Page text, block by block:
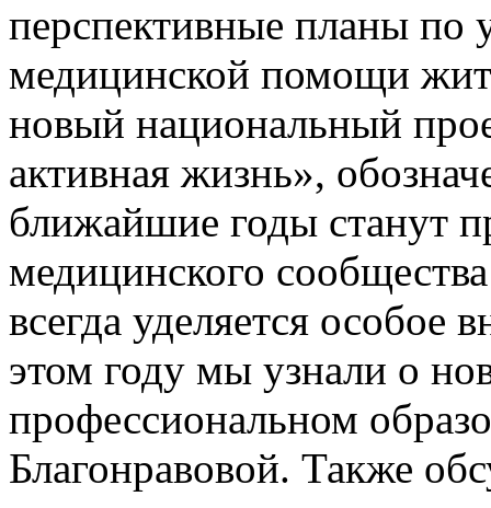
перспективные планы по
медицинской помощи
новый национальный
активная жизнь»,
ближайшие годы станут
медицинского
всегда уделяется особое
этом году мы узнали о
профессиональном
Благонравовой. Также